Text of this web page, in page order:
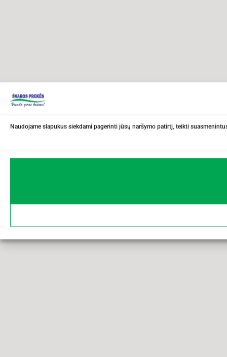
Naudojame slapukus siekdami pagerinti jūsų naršymo patirtį, teikti